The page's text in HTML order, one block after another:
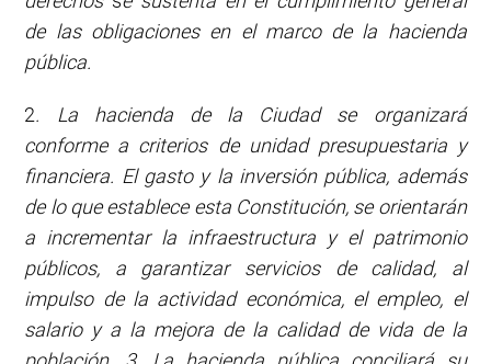
de las obligaciones en el marco de la hacienda
pública.
2. La hacienda de la Ciudad se organizará
conforme a criterios de unidad presupuestaria y
financiera. El gasto y la inversión pública, además
de lo que establece esta Constitución, se orientarán
a incrementar la infraestructura y el patrimonio
públicos, a garantizar servicios de calidad, al
impulso de la actividad económica, el empleo, el
salario y a la mejora de la calidad de vida de la